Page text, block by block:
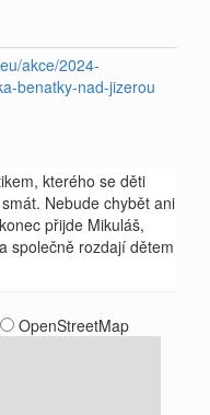
akce/2024-
benatky-nad-jizerou
kterého se děti
Nebude chybět ani
přijde Mikuláš,
společně rozdají dětem
OpenStreetMap